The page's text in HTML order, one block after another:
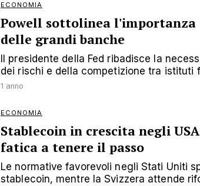
ECONOMIA
Powell sottolinea
delle grandi banche
Il presidente della Fed ribadisce la
dei rischi e della competizione tra istituti
1 anno
ECONOMIA
Stablecoin in crescita negli
fatica a tenere il passo
Le normative favorevoli negli Stati Uniti
stablecoin, mentre la Svizzera attende